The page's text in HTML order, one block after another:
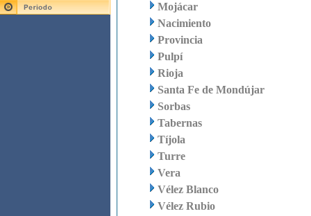
Mojácar
Nacimiento
Provincia
Pulpí
Rioja
Santa Fe de Mondújar
Sorbas
Tabernas
Tíjola
Turre
Vera
Vélez Blanco
Vélez Rubio